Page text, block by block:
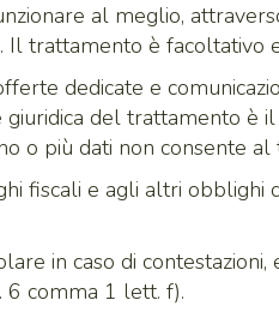
al meglio,
trattamento è facoltativo
dedicate e
del trattamento è
o più dati non consente
fiscali e agli altri obblighi
in caso di
6 comma 1 lett. f).